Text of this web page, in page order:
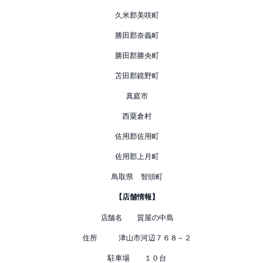
久米郡美咲町
勝田郡奈義町
勝田郡勝央町
苫田郡鏡野町
真庭市
西粟倉村
佐用郡佐用町
佐用郡上月町
鳥取県 智頭町
【店舗情報】
店舗名 質屋の中島
住所 津山市河辺７６８－２
駐車場 １０台